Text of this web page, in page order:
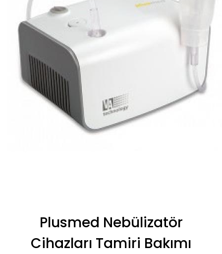
Plusmed Nebülizatör
Cihazları Tamiri Bakımı